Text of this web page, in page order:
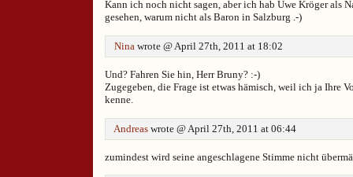
Kann ich noch nicht sagen, aber ich hab Uwe Kröger als
gesehen, warum nicht als Baron in Salzburg .-)
Nina wrote @ April 27th, 2011 at 18:02
Und? Fahren Sie hin, Herr Bruny? :-)
Zugegeben, die Frage ist etwas hämisch, weil ich ja Ihre
kenne.
Andreas wrote @ April 27th, 2011 at 06:44
zumindest wird seine angeschlagene Stimme nicht